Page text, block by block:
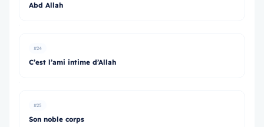
Abd Allah
#24
C’est l’ami intime d’Allah
#25
Son noble corps